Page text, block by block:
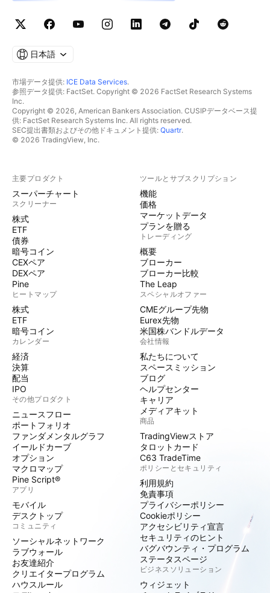
日本語
市場データ提供: ICE Data Services.
参照データ提供: FactSet. Copyright © 2026 FactSet Research Systems
Inc.
Copyright © 2026, American Bankers Association. CUSIPデータベース提
供: FactSet Research Systems Inc. All rights reserved.
SEC提出書類およびその他ドキュメント提供: Quartr.
© 2026 TradingView, Inc.
主要プロダクト
スーパーチャート
スクリーナー
株式
ETF
債券
暗号コイン
CEXペア
DEXペア
Pine
ヒートマップ
株式
ETF
暗号コイン
カレンダー
経済
決算
配当
IPO
その他プロダクト
ニュースフロー
ポートフォリオ
ファンダメンタルグラフ
イールドカーブ
オプション
マクロマップ
Pine Script®
アプリ
モバイル
デスクトップ
コミュニティ
ソーシャルネットワーク
ラブウォール
お友達紹介
クリエイタープログラム
ハウスルール
ツールとサブスクリプション
機能
価格
マーケットデータ
プランを贈る
トレーディング
概要
ブローカー
ブローカー比較
The Leap
スペシャルオファー
CMEグループ先物
Eurex先物
米国株バンドルデータ
会社情報
私たちについて
スペースミッション
ブログ
ヘルプセンター
キャリア
メディアキット
商品
TradingViewストア
タロットカード
C63 TradeTime
ポリシーとセキュリティ
利用規約
免責事項
プライバシーポリシー
Cookieポリシー
アクセシビリティ宣言
セキュリティのヒント
バグバウンティ・プログラム
ステータスページ
ビジネスソリューション
ウィジェット